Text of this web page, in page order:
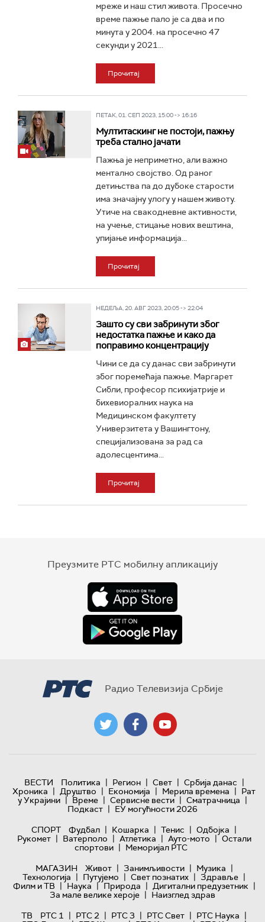
мреже и наш стил живота. Просечно
време пажње пало је са два и по
минута у 2004. на просечно 47
секунди у 2021...
Прочитај
ПЕТАК, 01. СЕП 2023, 15:00 -> 16:16
Мултитаскинг не постоји, пажњу
треба стално јачати
Пажња је неприметно, али важно
ментално својство. Од раног
детињства па до дубоке старости
има значајну улогу у нашем животу.
Утиче на свакодневне активности,
на учење, стицање нових вештина,
упијање информација...
Прочитај
НЕДЕЉА, 20. АВГ 2023, 20:05 -> 22:04
Зашто су сви забринути због
недостатка пажње и како да
поправимо концентрацију
Чини се да су данас сви забринути
због поремећаја пажње. Маргарет
Сибли, професор психијатрије и
бихевиоралних наука на
Медицинском факултету
Универзитета у Вашингтону,
специјализована за рад са
адолесцентима...
Прочитај
Преузмите РТС мобилну апликацију
Радио Телевизија Србије
ВЕСТИ Политика | Регион | Свет | Србија данас |
Хроника | Друштво | Економија | Мерила времена | Рат
у Украјини | Време | Сервисне вести | Сматрачница |
Подкаст | ЕУ могућности 2026
СПОРТ
Фудбал | Кошарка | Тенис | Одбојка |
Рукомет | Ватерполо | Атлетика | Ауто-мото | Остали
спортови | Меморијал РТС
МАГАЗИН
Живот | Занимљивости | Музика |
Технологијa | Путујемо | Свет познатих | Здравље |
Филм и ТВ | Наука | Природа | Дигитални предузетник |
За мале велике хероје | Наизглед здрав
ТВ
РТС 1 | РТС 2 | РТС 3 | РТС Свет | РТС Наука |